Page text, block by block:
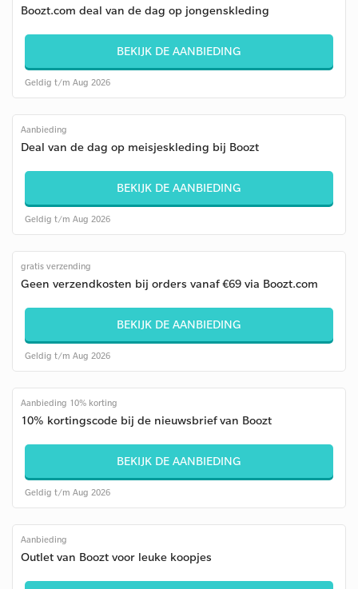
Boozt.com deal van de dag op jongenskleding
BEKIJK DE AANBIEDING
Geldig t/m Aug 2026
Aanbieding
Deal van de dag op meisjeskleding bij Boozt
BEKIJK DE AANBIEDING
Geldig t/m Aug 2026
gratis verzending
Geen verzendkosten bij orders vanaf €69 via Boozt.com
BEKIJK DE AANBIEDING
Geldig t/m Aug 2026
Aanbieding 10% korting
10% kortingscode bij de nieuwsbrief van Boozt
BEKIJK DE AANBIEDING
Geldig t/m Aug 2026
Aanbieding
Outlet van Boozt voor leuke koopjes